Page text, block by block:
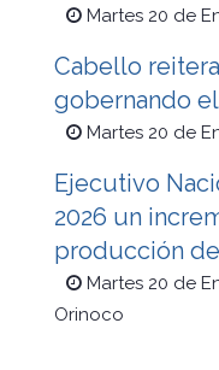
Martes 20 de
Cabello
gobernando
Martes 20 de
Ejecutivo
2026 un
producción
Martes 20 de
Orinoco